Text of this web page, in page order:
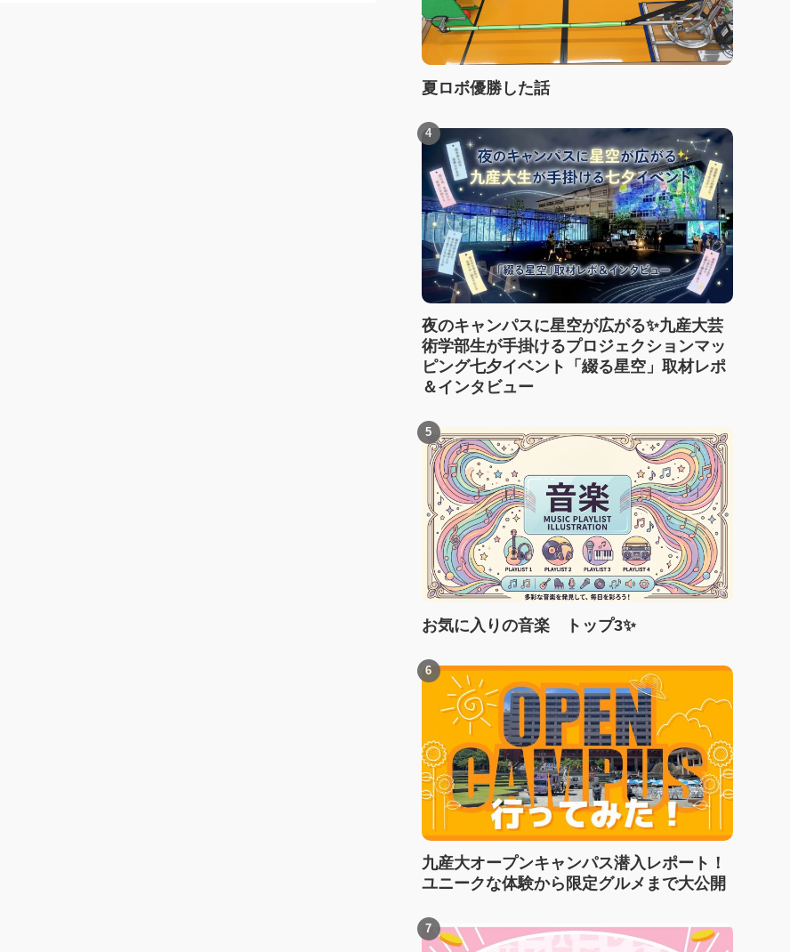
夏ロボ優勝した話
夜のキャンパスに星空が広がる✨九産大芸
術学部生が手掛けるプロジェクションマッ
ピング七夕イベント「綴る星空」取材レポ
＆インタビュー
お気に入りの音楽 トップ3✨
九産大オープンキャンパス潜入レポート！
ユニークな体験から限定グルメまで大公開